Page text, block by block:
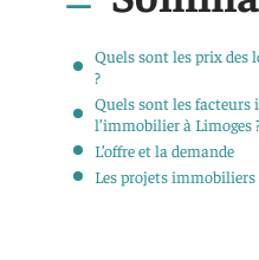
Quels sont les prix des
?
Quels sont les
l’immobilier à Limoges
L’offre et la demande
Les projets immobiliers